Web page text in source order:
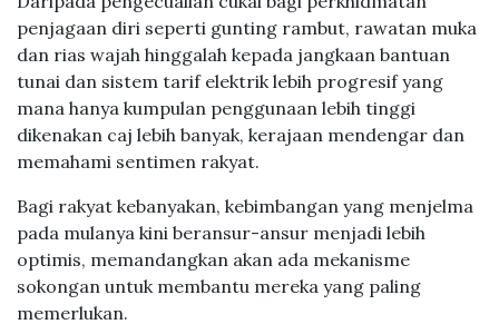
Daripada pengecualian cukai bagi perkhidmatan
penjagaan diri seperti gunting rambut, rawatan muka
dan rias wajah hinggalah kepada jangkaan bantuan
tunai dan sistem tarif elektrik lebih progresif yang
mana hanya kumpulan penggunaan lebih tinggi
dikenakan caj lebih banyak, kerajaan mendengar dan
Bagi rakyat kebanyakan, kebimbangan yang menjelma
pada mulanya kini beransur-ansur menjadi lebih
optimis, memandangkan akan ada mekanisme
sokongan untuk membantu mereka yang paling